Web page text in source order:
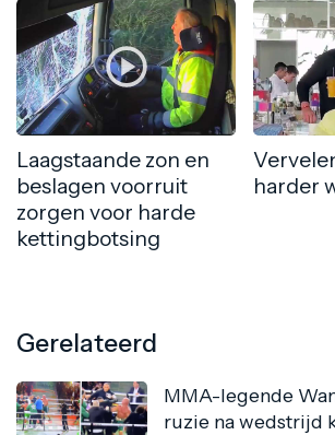
Laagstaande zon en
beslagen voorruit
zorgen voor harde
kettingbotsing
harder
Gerelateerd
MMA-legende
ruzie na wedstrijd